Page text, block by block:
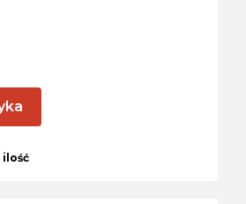
ilość